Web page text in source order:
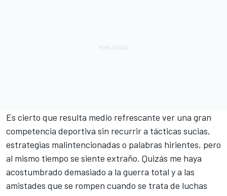
Es cierto que resulta medio refrescante ver una gran
competencia deportiva sin recurrir a tácticas sucias,
estrategias malintencionadas o palabras hirientes, pero
al mismo tiempo se siente extraño. Quizás me haya
acostumbrado demasiado a la guerra total y a las
amistades que se rompen cuando se trata de luchas